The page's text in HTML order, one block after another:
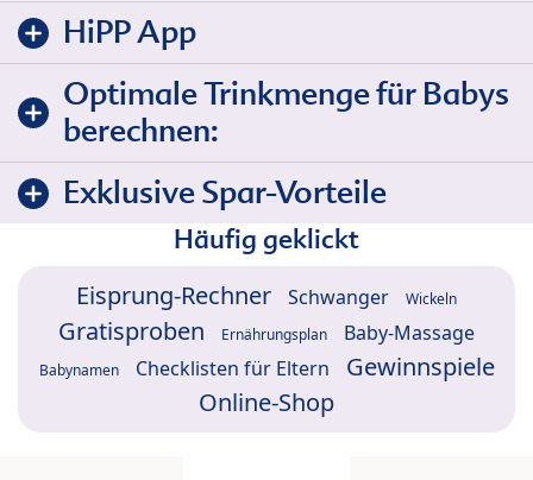
HiPP App
Optimale Trinkmenge für Babys
berechnen:
Exklusive Spar-Vorteile
Häufig geklickt
Eisprung-Rechner Schwanger Wickeln
Gratisproben Ernährungsplan Baby-Massage
Babynamen Checklisten für Eltern
Gewinnspiele
Online-Shop